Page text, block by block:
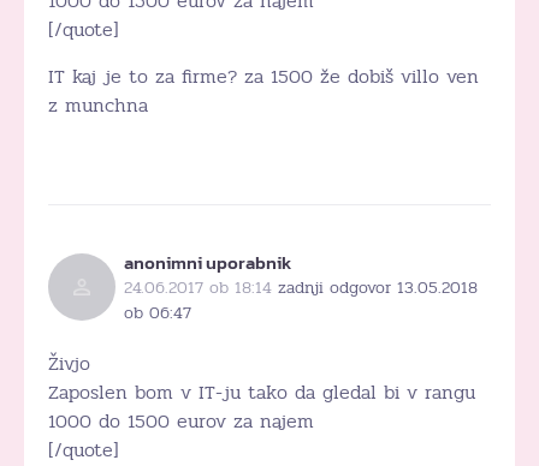
[/quote]
IT kaj je to za firme? za 1500 že dobiš villo ven
z munchna
anonimni uporabnik
24.06.2017 ob 18:14 zadnji odgovor 13.05.2018
ob 06:47
Živjo
Zaposlen bom v IT-ju tako da gledal bi v rangu
1000 do 1500 eurov za najem
[/quote]